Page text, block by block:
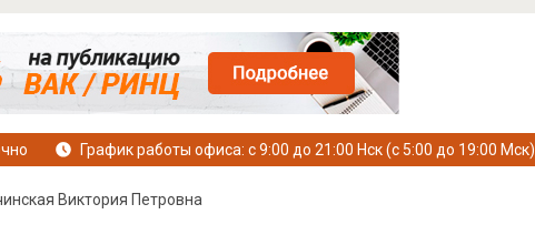
График работы офиса: с 9:00 до 21:00 Нск (с 5:00 до 19:00 Мск)
Виктория Петровна